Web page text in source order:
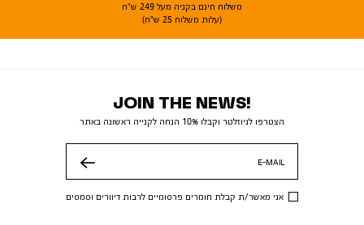
משלוח חינם בקניה מעל 249 ש"ח
(עלות משלוח 25 ש"ח)
JOIN THE NEWS!
הצטרפו לניוזלטר וקבלו 10% הנחה לקנייה ראשונה באתר
E-MAIL
אני מאשר/ת קבלת חומרים פרסומיים לרבות דיוורים וסמסים